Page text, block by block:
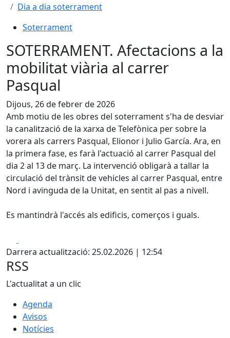
Dia a dia soterrament
Soterrament
SOTERRAMENT. Afectacions a la
mobilitat viària al carrer
Pasqual
Dijous, 26 de febrer de 2026
Amb motiu de les obres del soterrament s'ha de desviar
la canalització de la xarxa de Telefònica per sobre la
vorera als carrers Pasqual, Elionor i Julio García. Ara, en
la primera fase, es farà l'actuació al carrer Pasqual del
dia 2 al 13 de març. La intervenció obligarà a tallar la
circulació del trànsit de vehicles al carrer Pasqual, entre
Nord i avinguda de la Unitat, en sentit al pas a nivell.
Es mantindrà l'accés als edificis, comerços i guals.
Darrera actualització: 25.02.2026 | 12:54
RSS
L'actualitat a un clic
Agenda
Avisos
Notícies